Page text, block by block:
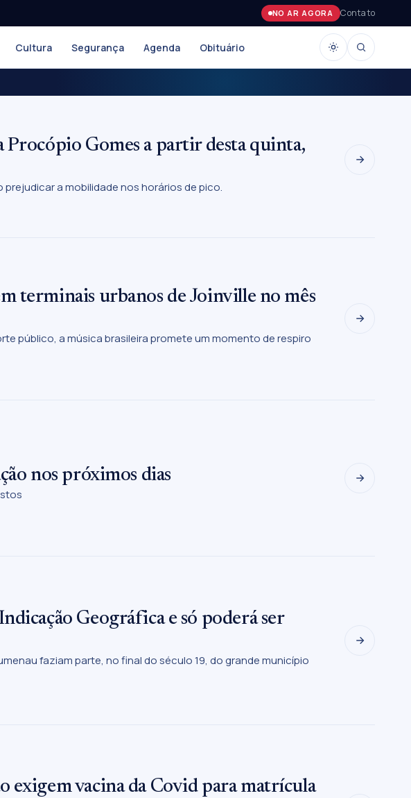
NO AR AGORA Contato
Cultura Segurança Agenda Obituário
Gomes a partir desta quinta,
a mobilidade nos horários de pico.
terminais urbanos de Joinville no mês
público, a música brasileira promete um momento de respiro
nos próximos dias
Geográfica e só poderá ser
faziam parte, no final do século 19, do grande município
vacina da Covid para matrícula